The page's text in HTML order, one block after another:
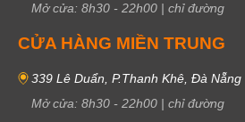
Mở cửa: 8h30 - 22h00 | chỉ đường
CỬA HÀNG MIỀN TRUNG
339 Lê Duẩn, P.Thanh Khê, Đà Nẵng
Mở cửa: 8h30 - 22h00 | chỉ đường